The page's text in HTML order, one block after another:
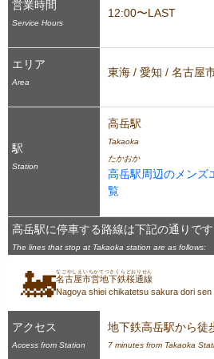
営業時間
Service Hours
12:00〜LAST
エリア
Area
東海 / 愛知 / 名古屋
駅
Station
高岳駅
Takaoka
たかおか
高岳駅周辺のメンズ
覧
高岳駅に停車する路線は下記の通りです
The lines that stop at Takaoka station are as follows:
🚂名古屋市営地下鉄桜通線
なごやしえいちかてつさくらどおりせん
Nagoya shiei chikatetsu sakura dori sen
アクセス
Access from Station
地下鉄高岳駅から徒
7 minutes from Takaoka